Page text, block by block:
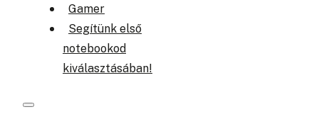
Gamer
Segítünk első
notebookod
kiválasztásában!